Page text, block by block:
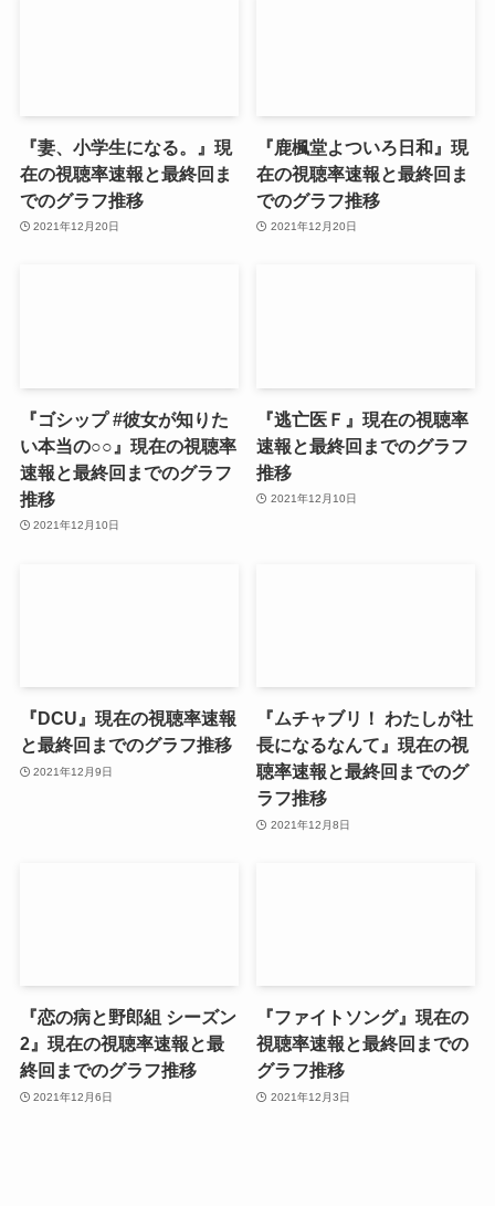
『妻、小学生になる。』現
在の視聴率速報と最終回ま
でのグラフ推移
2021年12月20日
『鹿楓堂よついろ日和』現
在の視聴率速報と最終回ま
でのグラフ推移
2021年12月20日
『ゴシップ #彼女が知りた
い本当の○○』現在の視聴率
速報と最終回までのグラフ
推移
2021年12月10日
『逃亡医Ｆ』現在の視聴率
速報と最終回までのグラフ
推移
2021年12月10日
『DCU』現在の視聴率速報
と最終回までのグラフ推移
2021年12月9日
『ムチャブリ！ わたしが社
長になるなんて』現在の視
聴率速報と最終回までのグ
ラフ推移
2021年12月8日
『恋の病と野郎組 シーズン
2』現在の視聴率速報と最
終回までのグラフ推移
2021年12月6日
『ファイトソング』現在の
視聴率速報と最終回までの
グラフ推移
2021年12月3日